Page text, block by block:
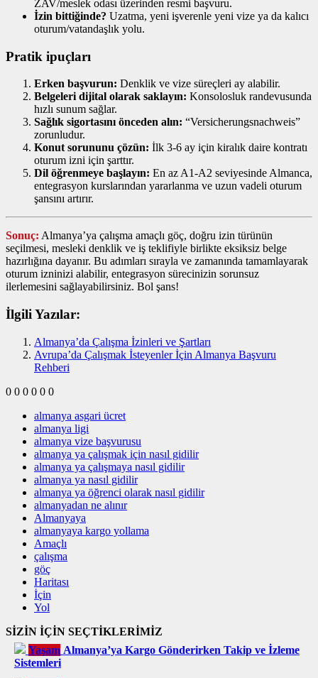
ZAV/meslek odası üzerinden resmi başvuru.
İzin bittiğinde? Uzatma, yeni işverenle yeni vize ya da kalıcı
oturum/vatandaşlık yolu.
Pratik ipuçları
Erken başvurun: Denklik ve vize süreçleri ay alabilir.
Belgeleri dijital olarak saklayın: Konsolosluk randevusunda
hızlı sunum sağlar.
Sağlık sigortasını önceden alın: “Versicherungsnachweis”
zorunludur.
Konut sorununu çözün: İlk 3‑6 ay için kiralık daire kontratı
oturum izni için şarttır.
Dil öğrenmeye başlayın: En az A1‑A2 seviyesinde Almanca,
entegrasyon kurslarından yararlanma ve uzun vadeli oturum
şansını artırır.
Sonuç: Almanya’ya çalışma amaçlı göç, doğru izin türünün
seçilmesi, mesleki denklik ve iş teklifiyle birlikte eksiksiz belge
hazırlığına dayanır. Bu adımları sırayla ve zamanında tamamlayarak
oturum izninizi alabilir, entegrasyon sürecinizin sorunsuz
ilerlemesini sağlayabilirsiniz. Bol şans!
İlgili Yazılar:
Almanya’da Çalışma İzinleri ve Şartları
Avrupa’da Çalışmak İsteyenler İçin Almanya Başvuru
Rehberi
0 0 0 0 0 0
almanya asgari ücret
almanya ligi
almanya vize başvurusu
almanya ya çalışmak için nasıl gidilir
almanya ya çalışmaya nasıl gidilir
almanya ya nasıl gidilir
almanya ya öğrenci olarak nasıl gidilir
almanyadan ne alınır
Almanyaya
almanyaya kargo yollama
Amaçlı
çalışma
göç
Haritası
İçin
Yol
SİZİN İÇİN SEÇTİKLERİMİZ
Yaşam Almanya’ya Kargo Gönderirken Takip ve İzleme
Sistemleri